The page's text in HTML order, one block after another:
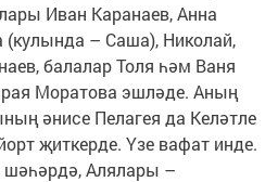
Иван Каранаев, Анна
(кулында – Саша), Николай,
балалар Толя һәм Ваня
Моратова эшләде. Аның
әнисе Пелагея да Келәтле
җиткерде. Үзе вафат инде.
Алялары –